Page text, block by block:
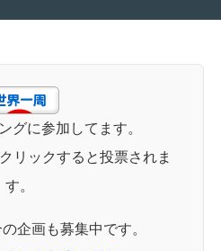
グに参加してます。
リックすると投票されま
す。
企画も募集中です。